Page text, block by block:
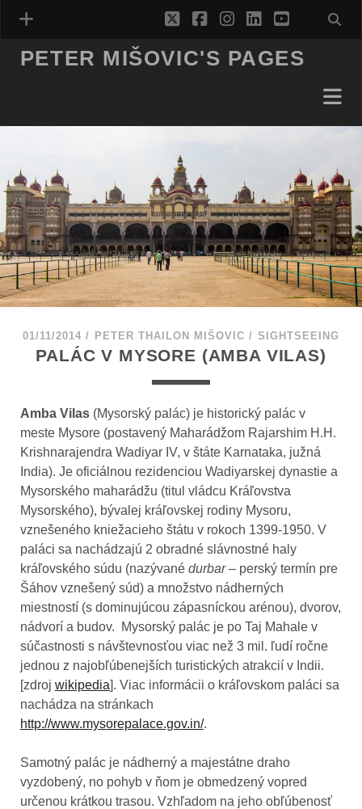
twitterfacebook
instagram
linkedinyoutube
PETER MIŠOVIC'S PAGES
01/11/2014 / PETER THAILON MIŠOVIC / SIGHTSEEING
PALÁC V MYSORE (AMBA VILAS)
Amba Vilas(Mysorský palác) je historický palác v
meste Mysore (postavený Maharádžom Rajarshim H.H.
Krishnarajendra Wadiyar IV, v štáte Karnataka, južná
India). Je oficiálnou rezidenciou Wadiyarskej dynastie a
Mysorského maharádžu (titul vládcu Kráľovstva
Mysorského), bývalej kráľovskej rodiny Mysoru,
vznešeného kniežacieho štátu v rokoch 1399-1950. V
paláci sa nachádzajú 2 obradné slávnostné haly
kráľovského súdu (nazývané durbar– perský termín pre
Šáhov vznešený súd) a množstvo nádherných
miestností (s dominujúcou zápasníckou arénou), dvorov,
nádvorí a budov. Mysorský palác je po Taj Mahale v
súčastnosti s návštevnosťou viac než 3 mil. ľudí ročne
jednou z najobľúbenejších turistických atrakcií v Indii.
[zdroj wikipedia]. Viac informácii o kráľovskom paláci sa
nachádza na stránkach
http://www.mysorepalace.gov.in/.
Samotný palác je nádherný a majestátne draho
vyzdobený, no pohyb v ňom je obmedzený vopred
určenou krátkou trasou. Vzhľadom na jeho obľúbenosť